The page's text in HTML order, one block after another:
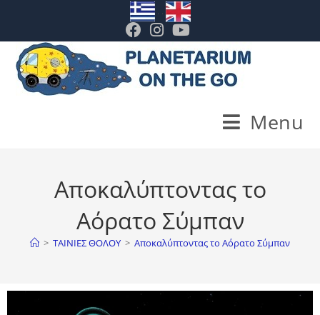
. .
Menu
Αποκαλύπτοντας το
Αόρατο Σύμπαν
> ΤΑΙΝΙΕΣ ΘΟΛΟΥ > Αποκαλύπτοντας το Αόρατο Σύμπαν